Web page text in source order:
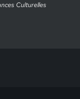
Culturelles